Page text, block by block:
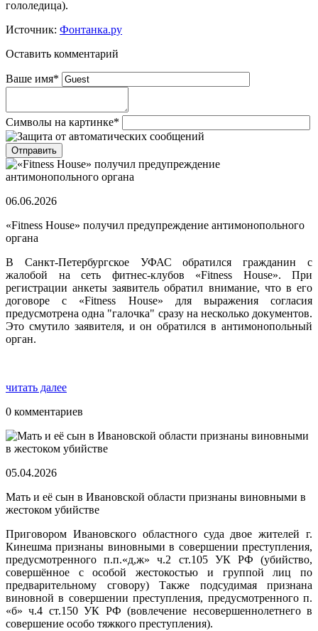
гололедица).
Источник: Фонтанка.ру
Оставить комментарий
Ваше имя*
Символы на картинке*
06.06.2026
«Fitness House» получил предупреждение антимонопольного
органа
В Санкт-Петербургское УФАС обратился гражданин с
жалобой на сеть фитнес-клубов «Fitness House». При
регистрации анкеты заявитель обратил внимание, что в его
договоре с «Fitness House» для выражения согласия
предусмотрена одна "галочка" сразу на несколько документов.
Это смутило заявителя, и он обратился в антимонопольный
орган.
читать далее
0 комментариев
05.04.2026
Мать и её сын в Ивановской области признаны виновными в
жестоком убийстве
Приговором Ивановского областного суда двое жителей г.
Кинешма признаны виновными в совершении преступления,
предусмотренного п.п.«д,ж» ч.2 ст.105 УК РФ (убийство,
совершённое с особой жестокостью и группой лиц по
предварительному сговору) Также подсудимая признана
виновной в совершении преступления, предусмотренного п.
«б» ч.4 ст.150 УК РФ (вовлечение несовершеннолетнего в
совершение особо тяжкого преступления).